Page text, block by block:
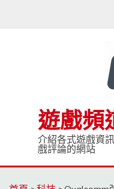
遊戲頻
介紹各式遊戲資
戲評論的網站